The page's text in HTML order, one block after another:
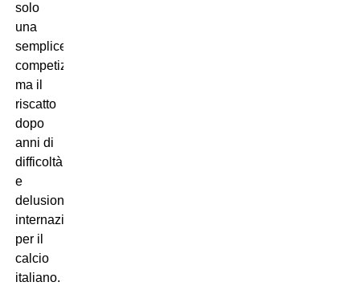
solo
una
semplice
competizione,
ma il
riscatto
dopo
anni di
difficoltà
e
delusioni
internazionali
per il
calcio
italiano.